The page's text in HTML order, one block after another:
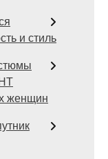
и стиль
женщин